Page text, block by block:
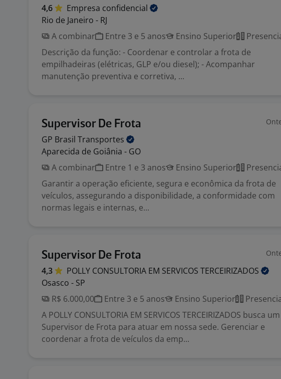
4,6 Empresa confidencial
Rio de Janeiro - RJ
A combinar
Entre 3 e 5 anos Ensino Superior
Descrição da função: - Coordenar e controlar a frota de
empilhadeiras (elétricas, GLP e/ou diesel); - Acompanhar
manutenção preventiva e corretiva, ...
Supervisor De Frota
GP Brasil Transportes
Aparecida de Goiânia - GO
A combinar
Entre 1 e 3 anos Ensino Superior
Garantir a operação eficiente, segura e econômica da frota de
veículos, assegurando a disponibilidade, a conformidade com
normas legais e internas, e...
Supervisor De Frota
4,3 POLLY CONSULTORIA EM SERVICOS TERCEIRIZADOS
Osasco - SP
R$ 6.000,00
Entre 3 e 5 anos Ensino Superior
A POLLY CONSULTORIA EM SERVICOS TERCEIRIZADOS busca um
Supervisor de Frota para atuar em nossa sede. Gerenciar e
coordenar a frota de veículos da emp...